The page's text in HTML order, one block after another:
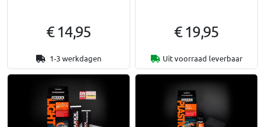
€ 14,95
1-3 werkdagen
€ 19,95
Uit voorraad leverbaar